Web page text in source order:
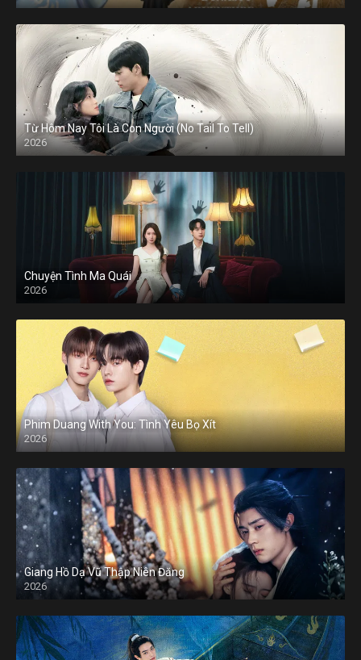
Từ Hôm Nay Tôi Là Con Người (No Tail To Tell)
2026
Chuyện Tình Ma Quái
2026
Phim Duang With You: Tình Yêu Bọ Xít
2026
Giang Hồ Dạ Vũ Thập Niên Đăng
2026